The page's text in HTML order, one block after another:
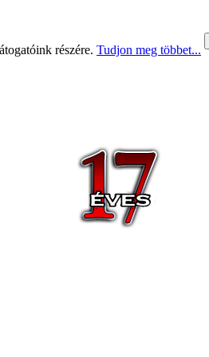
részére. Tudjon meg többet...